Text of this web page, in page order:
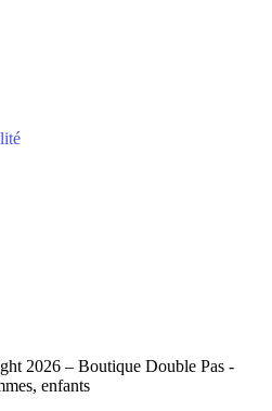
2026 – Boutique Double Pas -
enfants